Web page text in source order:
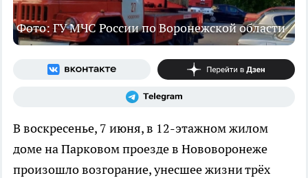
Фото: ГУ МЧС России по Воронежской области
В воскресенье, 7 июня, в 12-этажном жилом
доме на Парковом проезде в Нововоронеже
произошло возгорание, унесшее жизни трёх